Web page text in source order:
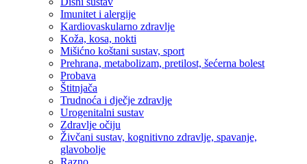
Imunitet i alergije
Kardiovaskularno zdravlje
Koža, kosa, nokti
Mišićno koštani sustav, sport
Prehrana, metabolizam, pretilost, šećerna bolest
Probava
Štitnjača
Trudnoća i dječje zdravlje
Urogenitalni sustav
Zdravlje očiju
Živčani sustav, kognitivno zdravlje, spavanje,
glavobolje
Razno